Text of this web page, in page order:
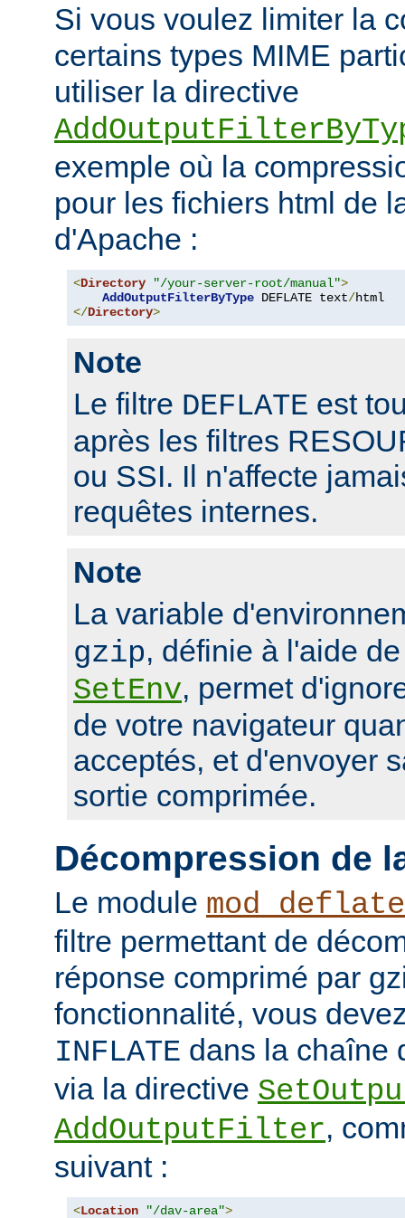
Si vous voulez limiter la
certains types MIME
utiliser la directive
exemple où la
pour les fichiers html de
d'Apache :
<Directory "/your-server-root/manual">
AddOutputFilterByType DEFLATE text/
</Directory>
Note
Le filtre DEFLATE est
après les filtres
ou SSI. Il n'affecte
requêtes internes.
Note
La variable
gzip, définie à l'aide
SetEnv, permet
de votre navigateur
acceptés, et d'envoyer
sortie comprimée.
Décompression de
Le module mod_deflate
filtre permettant de
réponse comprimé par
fonctionnalité, vous
INFLATE dans la chaîne
via la directive
AddOutputFilter,
suivant :
<Location "/dav-area">